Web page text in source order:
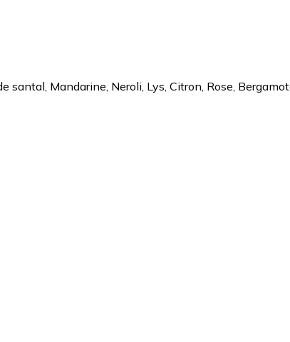
santal, Mandarine, Neroli, Lys, Citron, Rose,